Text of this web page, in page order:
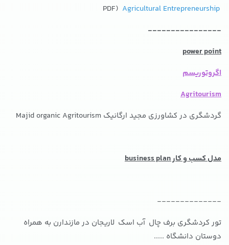
Agricultural Entrepreneurship
----------------
power point
اگروتوریسم
Agritourism
گردشگری در کشاورزی مجید ارگانیک Majid organic Agritourism
مدل کسب و کار business plan
--------------
تور کردشگری برف چال آب اسک لاریجان در مازندارن به همراه
دوستان دانشگاه .....